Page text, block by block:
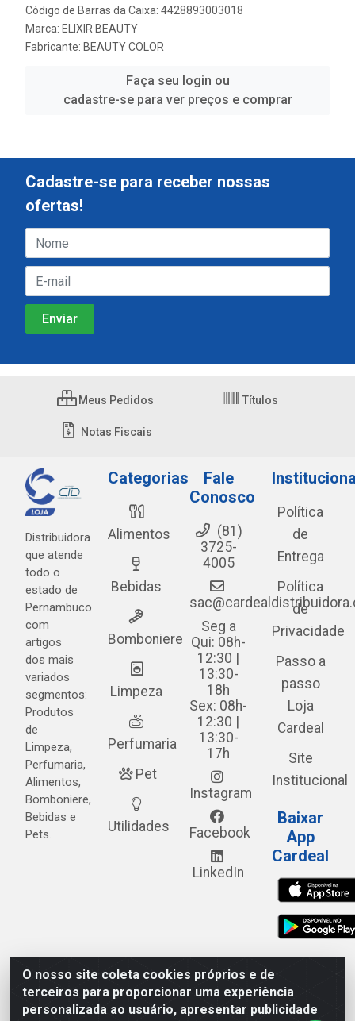
Código de Barras da Caixa: 4428893003018
Marca: ELIXIR BEAUTY
Fabricante: BEAUTY COLOR
Faça seu login ou
cadastre-se para ver preços e comprar
O nosso site coleta cookies próprios e de
terceiros para proporcionar uma experiência
personalizada ao usuário, apresentar publicidade
Cadastre-se para receber nossas
ofertas!
Meus Pedidos Títulos
Notas Fiscais
Distribuidora
que atende
todo o
estado de
Pernambuco
com
artigos
dos mais
variados
segmentos:
Produtos
de
Limpeza,
Perfumaria,
Alimentos,
Bomboniere,
Bebidas e
Pets.
Categorias
Alimentos
Bebidas
Bomboniere
Limpeza
Perfumaria
Pet
Utilidades
Fale
Conosco
(81)
3725-
4005
Seg a
Qui: 08h-
12:30 |
13:30-
18h
Sex: 08h-
12:30 |
13:30-
17h
Instagram
Facebook
LinkedIn
Política
de
Entrega
Política
de
Privacidade
Passo a
passo
Loja
Cardeal
Site
Institucional
Baixar
App
Cardeal
Cardeal Distribuidora - Estrada Alto do Moura, 582 - Alto
do Moura - Caruaru/PE - CEP 55.040-120 - CNPJ